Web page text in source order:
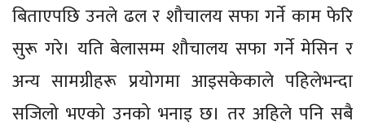
बिताएपछि उनले ढल र शौचालय सफा गर्ने काम फेरि
सुरू गरे। यति बेलासम्म शौचालय सफा गर्ने मेसिन र
अन्य सामग्रीहरू प्रयोगमा आइसकेकाले पहिलेभन्दा
सजिलो भएको उनको भनाइ छ। तर अहिले पनि सबै